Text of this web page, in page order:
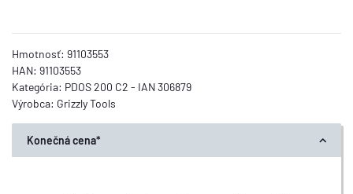
Hmotnosť: 91103553
HAN: 91103553
Kategória: PDOS 200 C2 - IAN 306879
Výrobca: Grizzly Tools
Konečná cena*